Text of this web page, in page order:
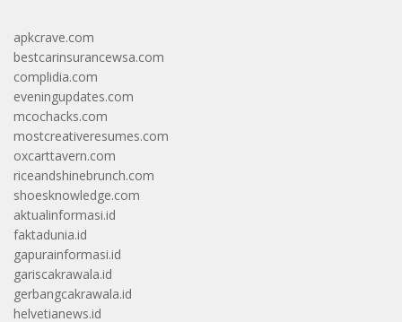
apkcrave.com
bestcarinsurancewsa.com
complidia.com
eveningupdates.com
mcochacks.com
mostcreativeresumes.com
oxcarttavern.com
riceandshinebrunch.com
shoesknowledge.com
aktualinformasi.id
faktadunia.id
gapurainformasi.id
gariscakrawala.id
gerbangcakrawala.id
helvetianews.id